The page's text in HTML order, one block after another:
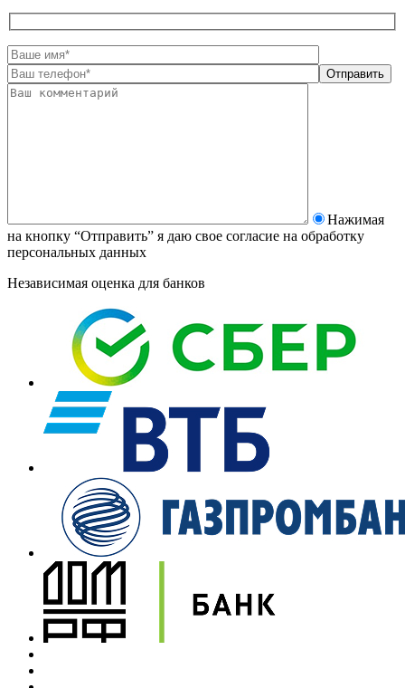
Нажимая
на кнопку “Отправить” я даю свое согласие на обработку
персональных данных
Независимая оценка для банков